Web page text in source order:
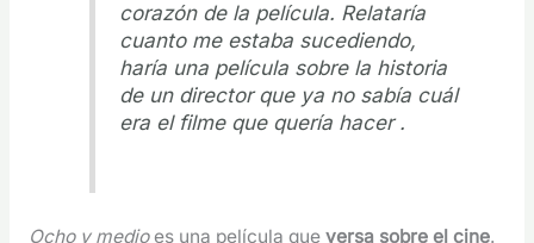
corazón de la película. Relataría
cuanto me estaba sucediendo,
haría una película sobre la historia
de un director que ya no sabía cuál
era el filme que quería hacer.
Ocho y medioes una película que versa sobre el cine.